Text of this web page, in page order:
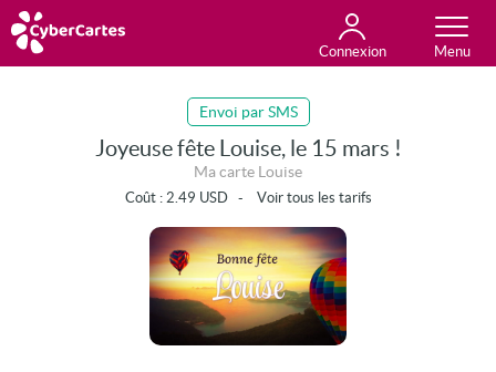
Connexion
Toutes les cartes
Envoi par SMS
Joyeuse fête Louise, le 15 mars !
Ma carte Louise
Coût : 2.49 USD- Voir tous les tarifs